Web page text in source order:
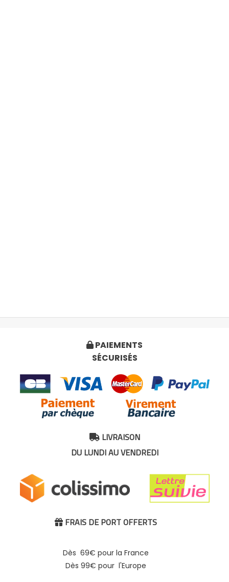
 PAIEMENTS
SÉCURISÉS
LIVRAISON
DU LUNDI AU VENDREDI
 FRAIS DE PORT OFFERTS
Dès 69€ pour la France
Dès 99€ pour l'Europe